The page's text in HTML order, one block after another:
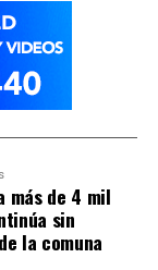
más de 4 mil
sin
la comuna